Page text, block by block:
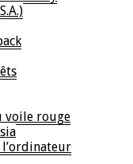
voile rouge